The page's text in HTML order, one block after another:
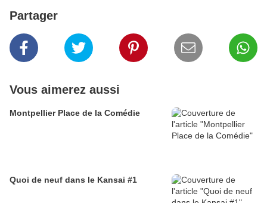
Partager
Vous aimerez aussi
Montpellier Place de la Comédie
Quoi de neuf dans le Kansai #1